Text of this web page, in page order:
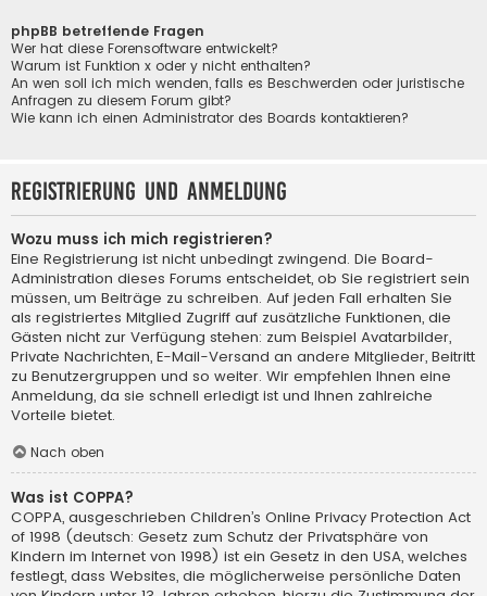
phpBB betreffende Fragen
Wer hat diese Forensoftware entwickelt?
Warum ist Funktion x oder y nicht enthalten?
An wen soll ich mich wenden, falls es Beschwerden oder juristische
Anfragen zu diesem Forum gibt?
Wie kann ich einen Administrator des Boards kontaktieren?
Registrierung und Anmeldung
Wozu muss ich mich registrieren?
Eine Registrierung ist nicht unbedingt zwingend. Die Board-
Administration dieses Forums entscheidet, ob Sie registriert sein
müssen, um Beiträge zu schreiben. Auf jeden Fall erhalten Sie
als registriertes Mitglied Zugriff auf zusätzliche Funktionen, die
Gästen nicht zur Verfügung stehen: zum Beispiel Avatarbilder,
Private Nachrichten, E-Mail-Versand an andere Mitglieder, Beitritt
zu Benutzergruppen und so weiter. Wir empfehlen Ihnen eine
Anmeldung, da sie schnell erledigt ist und Ihnen zahlreiche
Vorteile bietet.
Nach oben
Was ist COPPA?
COPPA, ausgeschrieben Children’s Online Privacy Protection Act
of 1998 (deutsch: Gesetz zum Schutz der Privatsphäre von
Kindern im Internet von 1998) ist ein Gesetz in den USA, welches
festlegt, dass Websites, die möglicherweise persönliche Daten